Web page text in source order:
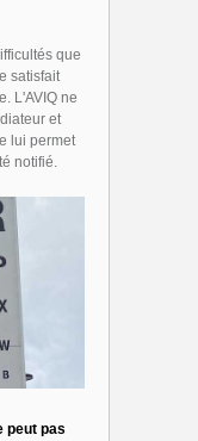
que
satisfait
L'AVIQ ne
et
lui permet
notifié.
peut pas